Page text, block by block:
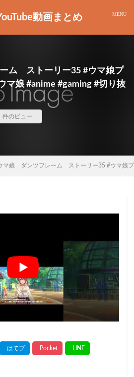
動画まとめ
ム ストーリー35 #ウマ娘プ
マ娘 #anime #gaming #切り抜
件のビュー
マ娘 ダンツフレーム ストーリー35 #ウマ娘プ